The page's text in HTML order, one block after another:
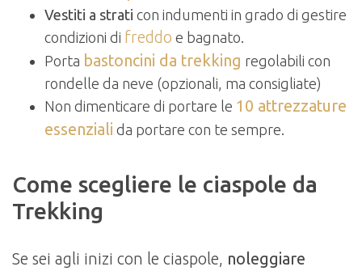
Vestiti a strati con indumenti in grado di gestire
condizioni di freddo e bagnato.
Porta bastoncini da trekking regolabili con
rondelle da neve (opzionali, ma consigliate)
Non dimenticare di portare le 10 attrezzature
essenziali da portare con te sempre.
Come scegliere le ciaspole da
Trekking
Se sei agli inizi con le ciaspole, noleggiare